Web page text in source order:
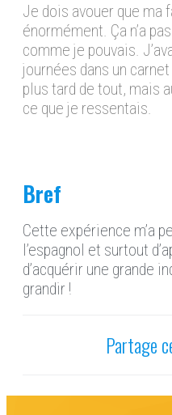
Je dois avouer que ma
énormément. Ça n’a
comme je pouvais.
journées dans un
plus tard de tout, mais
ce que je ressentais.
Bref
Cette expérience m’a
l’espagnol et surtout
d’acquérir une grande
grandir !
Partage